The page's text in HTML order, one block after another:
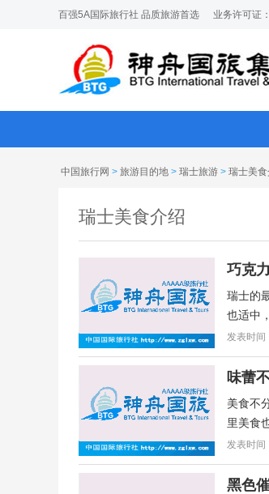
百强5A国际旅行社 品质旅游首选 业务许可证
中国旅行网 > 旅游目的地 > 瑞士旅游 > 瑞士美食
瑞士美食介绍
巧克
瑞士的
也适中
发表时间
味蕾
美食不
里美食
发表时间
黑色